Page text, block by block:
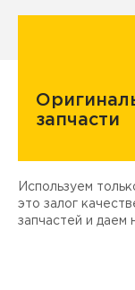
запчасти
Используем
это залог
запчастей и даем